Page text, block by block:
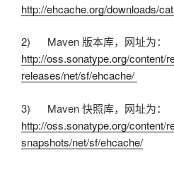
http://ehcache.org/downloads/
2) Maven 版本库，网址为：
http://oss.sonatype.org/content/
releases/net/sf/ehcache/
3) Maven 快照库，网址为：
http://oss.sonatype.org/content/
snapshots/net/sf/ehcache/